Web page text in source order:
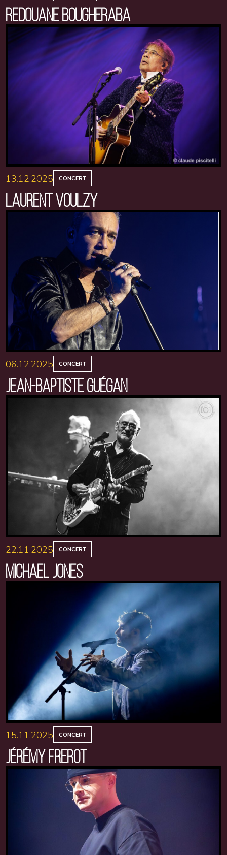
REDOUANE BOUGHERABA
13.12.2025 CONCERT
LAURENT VOULZY
06.12.2025 CONCERT
JEAN-BAPTISTE GUÉGAN
22.11.2025 CONCERT
MICHAEL JONES
15.11.2025 CONCERT
JÉRÉMY FREROT